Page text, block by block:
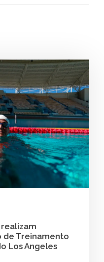
de Treinamento
Los Angeles